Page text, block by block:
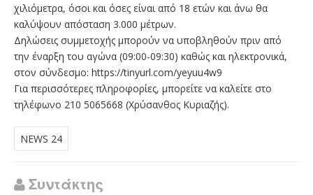
χιλιόμετρα, όσοι και όσες είναι από 18 ετών και άνω θα
καλύψουν απόσταση 3.000 μέτρων.
Δηλώσεις συμμετοχής μπορούν να υποβληθούν πριν από
την έναρξη του αγώνα (09:00-09:30) καθώς και ηλεκτρονικά,
στον σύνδεσμο: https://tinyurl.com/yeyuu4w9
Για περισσότερες πληροφορίες, μπορείτε να καλείτε στο
τηλέφωνο 210 5065668 (Χρύσανθος Κυριαζής).
NEWS 24
Συντάκτης